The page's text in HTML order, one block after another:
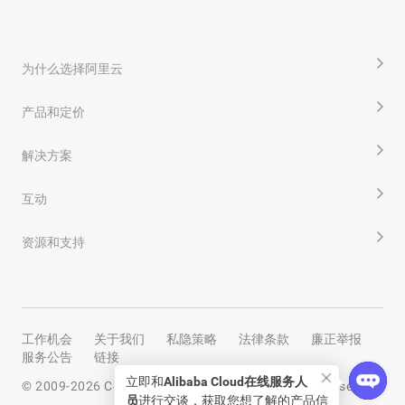
为什么选择阿里云
产品和定价
解决方案
互动
资源和支持
工作机会 关于我们 私隐策略 法律条款
廉正举报
服务公告
链接
© 2009-2026 Copyright by Alibaba Cloud All rights reserved
立即和Alibaba Cloud在线服务人
员进行交谈，获取您想了解的产品信